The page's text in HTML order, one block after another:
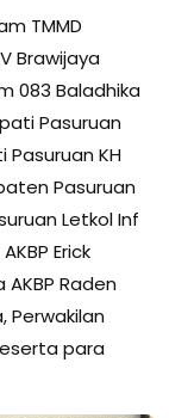
TMMD
Brawijaya
083 Baladhika
Pasuruan
Pasuruan KH
Pasuruan
Letkol Inf
Erick
AKBP Raden
Perwakilan
para